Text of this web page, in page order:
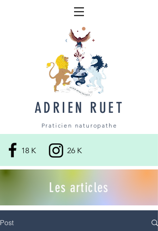
ADRIEN RUET
Praticien naturopathe
18 K 26 K
Les articles
Post